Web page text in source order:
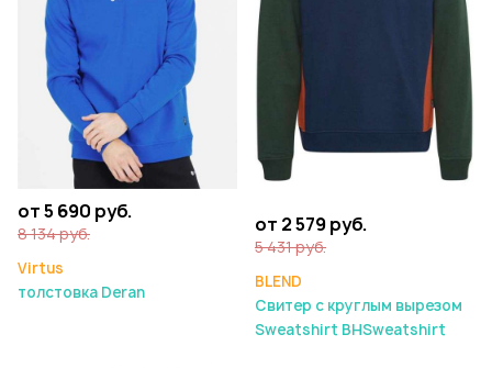
от 5 690 руб.
8 134 руб.
Virtus
толстовка Deran
от 2 579 руб.
5 431 руб.
BLEND
Свитер с круглым вырезом
Sweatshirt BHSweatshirt